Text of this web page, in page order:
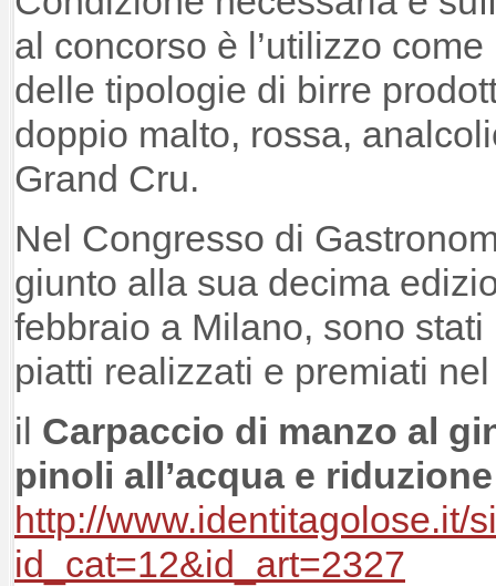
al concorso è l’utilizzo
delle tipologie di birre
doppio malto, rossa,
Grand Cru.
Nel Congresso di
giunto alla sua decima
febbraio a Milano, sono
piatti realizzati e premiati
il Carpaccio di manzo al
pinoli all’acqua e
http://www.identitagolose.it/
id_cat=12&id_art=2327